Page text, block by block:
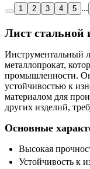
1 2 3 4 5 ...
Лист стальной
Инструментальный
металлопрокат,
промышленности.
устойчивостью к
материалом для
других изделий,
Основные
Высокая
Устойчивость к